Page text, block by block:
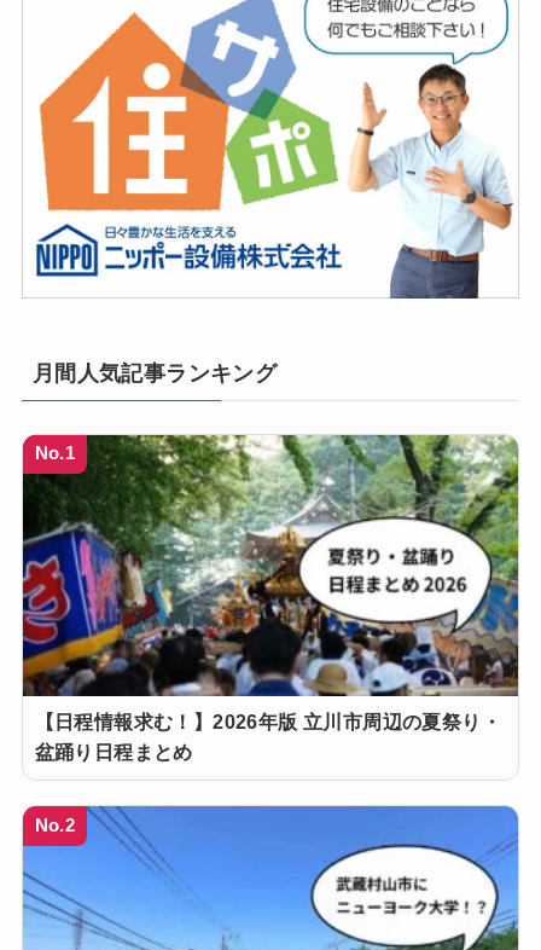
月間人気記事ランキング
No.1
【日程情報求む！】2026年版 立川市周辺の夏祭り・
盆踊り日程まとめ
No.2